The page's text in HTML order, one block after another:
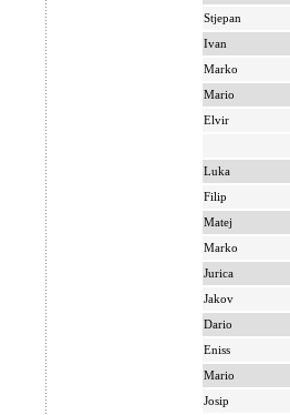
Stjepan
Ivan
Marko
Mario
Elvir
Luka
Filip
Matej
Marko
Jurica
Jakov
Dario
Eniss
Mario
Josip